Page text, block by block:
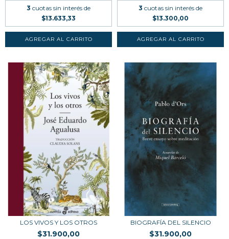
3 cuotas sin interés de
$13.633,33
3 cuotas sin interés de
$13.300,00
LOS VIVOS Y LOS OTROS
$31.900,00
BIOGRAFÍA DEL SILENCIO
$31.900,00